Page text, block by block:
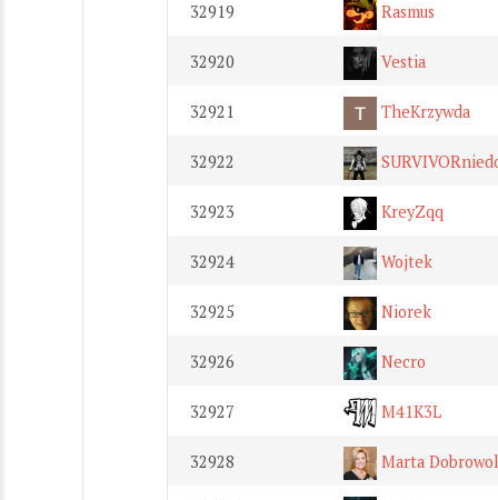
32919 Rasmus
32920 Vestia
32921 TheKrzywda
32922
32923 KreyZqq
32924 Wojtek
32925 Niorek
32926 Necro
32927 M41K3L
32928 Marta